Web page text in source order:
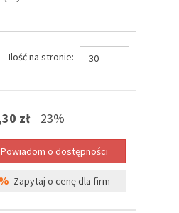
Ilość na stronie: 30
zł 23%
% Zapytaj o cenę dla firm